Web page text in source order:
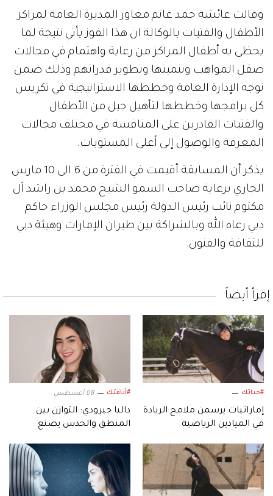
وقالت عائشة حمد غانم مغاور المديرة العامة لمراكز
الأطفال والفتيات بالوكالة ان هذا الفوز يأتي نتيجة لما
يحظى به أطفال المراكز من رعاية واهتمام في مجالات
صقل المواهب وتنميتها وتطوير قدراتهم وذلك ضمن
توجه الإدارة العامة وخططها الاستراتيجية في تكريس
كل برامجها وخططها لتأهيل جيل من الأطفال
والفتيات القادرين على المنافسة في مختلف مجالات
المعرفة والوصول إلى أعلى المستويات.
يذكر أن المسابقة أقيمت في الفترة من 6 الى 10 مارس
الجاري برعاية صاحب السمو الشيخ محمد بن راشد آل
مكتوم نائب رئيس الدولة رئيس مجلس الوزراء حاكم
دبي رعاه الله وبالشراكة بين طيران الإمارات وهيئة دبي
للثقافة والفنون.
إقرأ أيضاً
#حياتك
إماراتيات يرسمن ملامح الريادة
في الميادين الرياضية
#أناقتك 08 أغسطس
داليا جيرودي: التوازن بين
المنطق والحدس يصنع